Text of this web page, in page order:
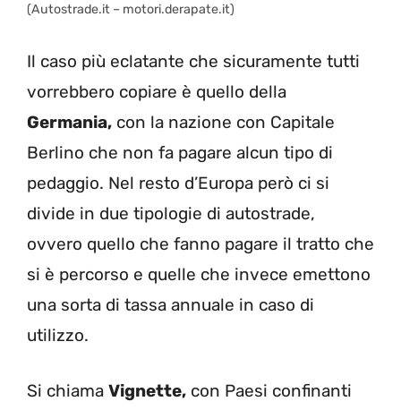
(Autostrade.it – motori.derapate.it)
Il caso più eclatante che sicuramente tutti
vorrebbero copiare è quello della
Germania, con la nazione con Capitale
Berlino che non fa pagare alcun tipo di
pedaggio. Nel resto d’Europa però ci si
divide in due tipologie di autostrade,
ovvero quello che fanno pagare il tratto che
si è percorso e quelle che invece emettono
una sorta di tassa annuale in caso di
utilizzo.
Si chiama Vignette, con Paesi confinanti